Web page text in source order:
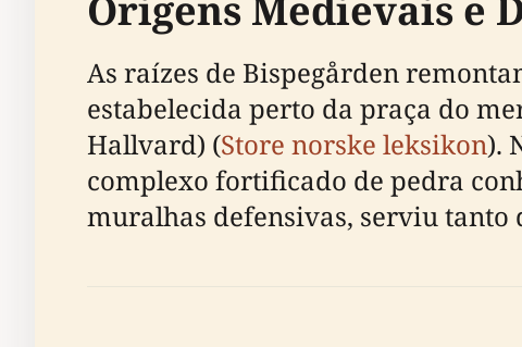
As raízes de Bispegården
estabelecida perto da praça do
Hallvard) (Store norske leksikon).
complexo fortificado de pedra
muralhas defensivas, serviu tanto